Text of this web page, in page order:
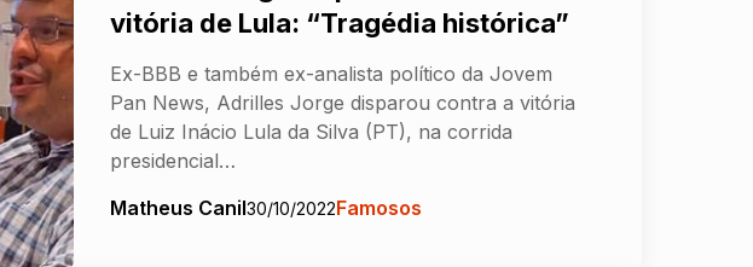
vitória de Lula: “Tragédia histórica”
Ex-BBB e também ex-analista político da Jovem
Pan News, Adrilles Jorge disparou contra a vitória
de Luiz Inácio Lula da Silva (PT), na corrida
presidencial…
Matheus Canil30/10/2022Famosos